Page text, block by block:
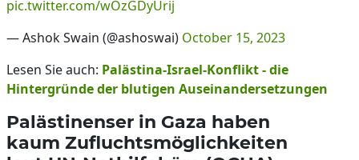
pic.twitter.com/wOzGDyUrij
— Ashok Swain (@ashoswai) October 15, 2023
Lesen Sie auch: Palästina-Israel-Konflikt - die
Hintergründe der blutigen Auseinandersetzungen
Palästinenser in Gaza haben
kaum Zufluchtsmöglichkeiten